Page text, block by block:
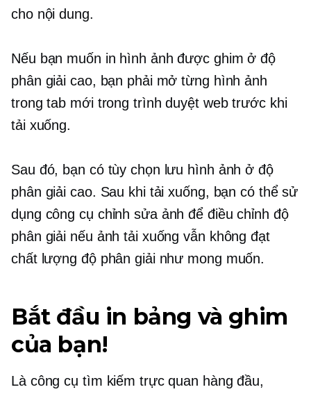
cho nội dung.
Nếu bạn muốn in hình ảnh được ghim ở độ
phân giải cao, bạn phải mở từng hình ảnh
trong tab mới trong trình duyệt web trước khi
tải xuống.
Sau đó, bạn có tùy chọn lưu hình ảnh ở độ
phân giải cao. Sau khi tải xuống, bạn có thể sử
dụng công cụ chỉnh sửa ảnh để điều chỉnh độ
phân giải nếu ảnh tải xuống vẫn không đạt
chất lượng độ phân giải như mong muốn.
Bắt đầu in bảng và ghim
của bạn!
Là công cụ tìm kiếm trực quan hàng đầu,